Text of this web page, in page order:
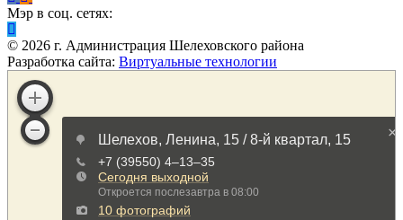
Мэр в соц. сетях:
© 2026 г. Администрация Шелеховского района
Разработка сайта: Виртуальные технологии